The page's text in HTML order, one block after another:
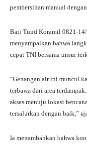
pembersihan manual
Bati Tuud Koramil 0821-
menyampaikan bahwa
cepat TNI bersama unsur
“Genangan air ini muncul
terbawa dari area
akses menuju lokasi
tersalurkan dengan baik,”
Ia menambahkan bahwa